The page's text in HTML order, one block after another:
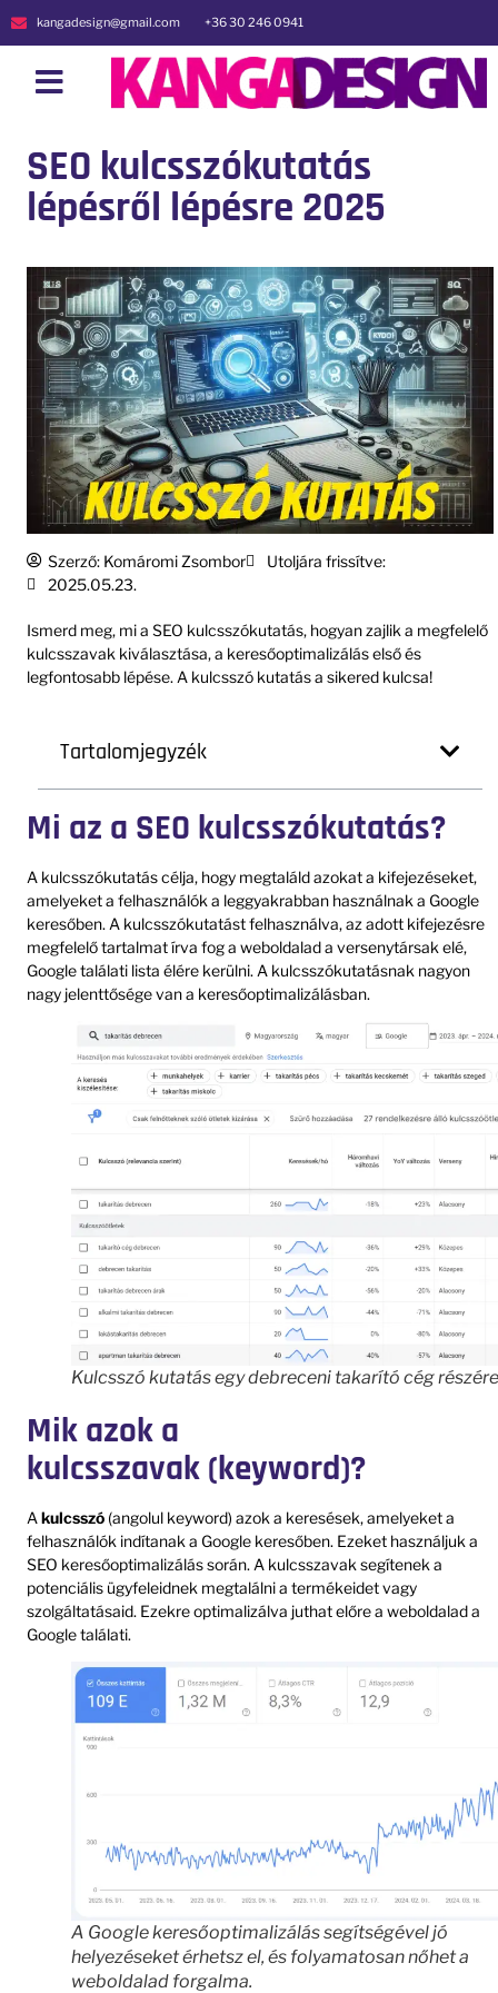
kangadesign@gmail.com +36 30 246 0941
SEO kulcsszókutatás
lépésről lépésre 2025
Szerző: Komáromi Zsombor
Utoljára frissítve:
2025.05.23.
Ismerd meg, mi a SEO kulcsszókutatás, hogyan zajlik a megfelelő
kulcsszavak kiválasztása, a keresőoptimalizálás első és
legfontosabb lépése. A kulcsszó kutatás a sikered kulcsa!
Tartalomjegyzék
Mi az a SEO kulcsszókutatás?
A kulcsszókutatás célja, hogy megtaláld azokat a kifejezéseket,
amelyeket a felhasználók a leggyakrabban használnak a Google
keresőben. A kulcsszókutatást felhasználva, az adott kifejezésre
megfelelő tartalmat írva fog a weboldalad a versenytársak elé,
Google találati lista élére kerülni. A kulcsszókutatásnak nagyon
nagy jelenttősége van a keresőoptimalizálásban.
Kulcsszó kutatás egy debreceni takarító cég részére
Mik azok a
kulcsszavak (keyword)?
Akulcsszó (angolul keyword) azok a keresések, amelyeket a
felhasználók indítanak a Google keresőben. Ezeket használjuk a
SEO keresőoptimalizálás során. A kulcsszavak segítenek a
potenciális ügyfeleidnek megtalálni a termékeidet vagy
szolgáltatásaid. Ezekre optimalizálva juthat előre a weboldalad a
Google találati.
A Google keresőoptimalizálás segítségével jó
helyezéseket érhetsz el, és folyamatosan nőhet a
weboldalad forgalma.